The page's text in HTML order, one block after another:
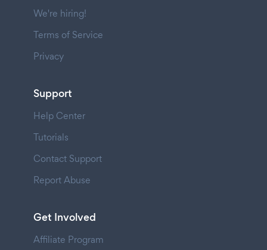
We're hiring!
Terms of Service
Privacy
Support
Help Center
Tutorials
Contact Support
Report Abuse
Get Involved
Affiliate Program